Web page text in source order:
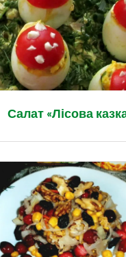
Салат «Лісова